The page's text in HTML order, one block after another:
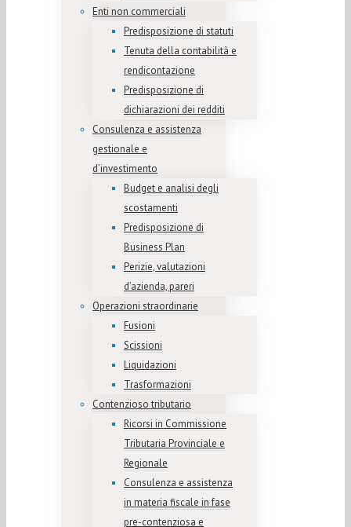
Enti non commerciali
Predisposizione di statuti
Tenuta della contabilità e
rendicontazione
Predisposizione di
dichiarazioni dei redditi
Consulenza e assistenza
gestionale e
d’investimento
Budget e analisi degli
scostamenti
Predisposizione di
Business Plan
Perizie, valutazioni
d’azienda, pareri
Operazioni straordinarie
Fusioni
Scissioni
Liquidazioni
Trasformazioni
Contenzioso tributario
Ricorsi in Commissione
Tributaria Provinciale e
Regionale
Consulenza e assistenza
in materia fiscale in fase
pre-contenziosa e